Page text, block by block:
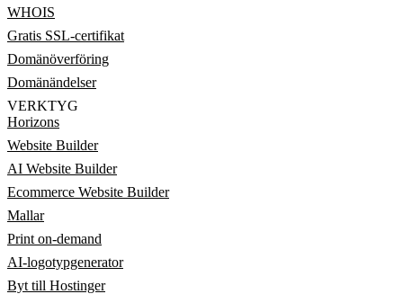
WHOIS
Gratis SSL-certifikat
Domänöverföring
Domänändelser
VERKTYG
Horizons
Website Builder
AI Website Builder
Ecommerce Website Builder
Mallar
Print on-demand
AI-logotypgenerator
Byt till Hostinger